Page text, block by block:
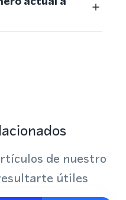
de nuestro
útiles